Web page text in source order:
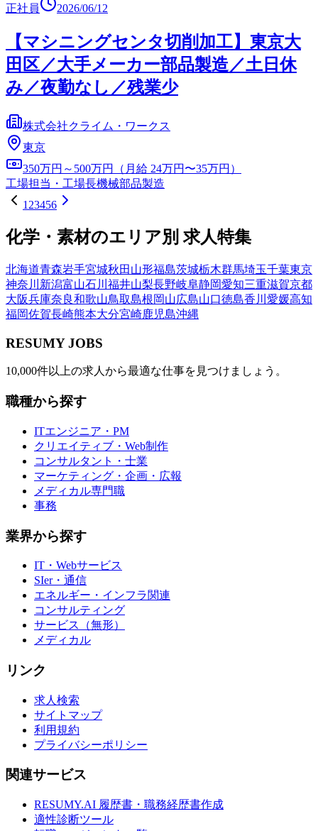
正社員 2026/06/12
【マシニングセンタ切削加工】東京大
田区／大手メーカー部品製造／土日休
み／夜勤なし／残業少
株式会社クライム・ワークス
東京
350万円～500万円（月給 24万円〜35万円）
工場担当・工場長機械部品製造
1 23456
化学・素材のエリア別 求人特集
北海道青森岩手宮城秋田 山形福島茨城栃木群馬埼玉千葉東京
神奈川 新潟富山石川 福井山梨長野岐阜静岡愛知三重滋賀京都
大阪兵庫奈良和歌山鳥取島根岡山広島山口徳島香川 愛媛高知
福岡佐賀長崎熊本大分宮崎鹿児島沖縄
RESUMY JOBS
10,000件以上の求人から最適な仕事を見つけましょう。
職種から探す
ITエンジニア・PM
クリエイティブ・Web制作
コンサルタント・士業
マーケティング・企画・広報
メディカル専門職
事務
業界から探す
IT・Webサービス
SIer・通信
エネルギー・インフラ関連
コンサルティング
サービス（無形）
メディカル
リンク
求人検索
サイトマップ
利用規約
プライバシーポリシー
関連サービス
RESUMY.AI 履歴書・職務経歴書作成
適性診断ツール